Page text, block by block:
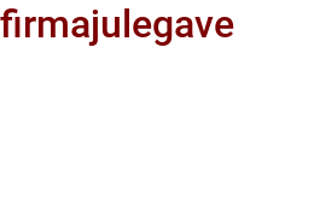
firmajulegave